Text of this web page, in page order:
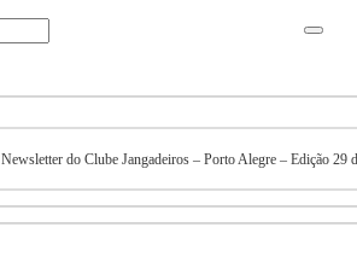
Newsletter do Clube Jangadeiros – Porto Alegre – Edição 29